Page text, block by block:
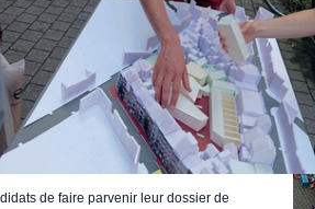
de faire parvenir leur dossier de